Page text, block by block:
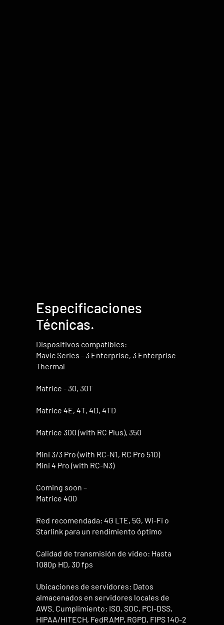
Especificaciones
Técnicas.
Dispositivos compatibles:
Mavic Series - 3 Enterprise, 3 Enterprise
Thermal
Matrice - 30, 30T
Matrice 4E, 4T, 4D, 4TD
Matrice 300 (with RC Plus), 350
Mini 3/3 Pro (with RC-N1, RC Pro 510)
​Mini 4 Pro (with RC-N3)
Coming soon –
Matrice 400
Red recomendada: 4G LTE, 5G, Wi-Fi o
Starlink para un rendimiento óptimo
Calidad de transmisión de video: Hasta
1080p HD, 30 fps
Ubicaciones de servidores: Datos
almacenados en servidores locales de
AWS. Cumplimiento: ISO, SOC, PCI-DSS,
HIPAA/HITECH, FedRAMP, RGPD, FIPS 140-2